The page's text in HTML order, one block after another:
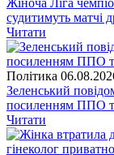
судитимуть матчі
Читати
Полiтика
Зеленський
посиленням ППО
Читати